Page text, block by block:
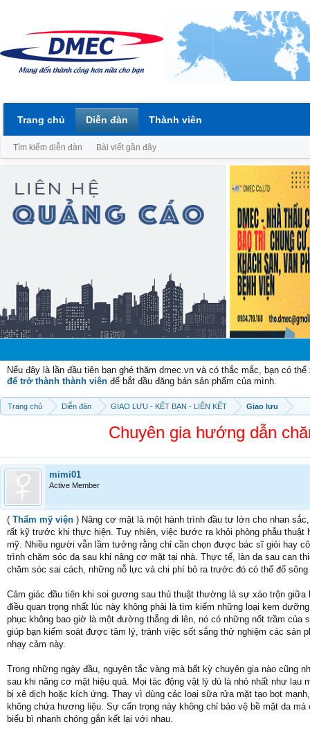
Nếu đây là lần đầu tiên bạn ghé thăm dmec.vn và có thắc mắc, bạn có
để trở thành thành viên để bắt đầu đăng bán sản phẩm của mình.
Trang chủ Diễn đàn GIAO LƯU - KẾT BẠN - LIÊN KẾT Giao lưu
Chuyên gia hướng dẫn
mimi01
Active Member
( Thẩm mỹ viện ) Nâng cơ mặt là một hành trình đầu tư lớn cho nhan
rất kỹ trước khi thực hiện. Tuy nhiên, việc bước ra khỏi phòng phẫu
mỹ. Nhiều người vẫn lầm tưởng rằng chỉ cần chọn được bác sĩ giỏi hay
trình chăm sóc da sau khi nâng cơ mặt tại nhà. Thực tế, làn da sau can
chăm sóc sai cách, những nỗ lực và chi phí bỏ ra trước đó có thể đổ sông
Cảm giác đầu tiên khi soi gương sau thủ thuật thường là sự xáo trộn
điều quan trọng nhất lúc này không phải là tìm kiếm những loại kem
phục không bao giờ là một đường thẳng đi lên, nó có những nốt trầm
giúp bạn kiểm soát được tâm lý, tránh việc sốt sắng thử nghiệm các sản
nhạy cảm này.
Trong những ngày đầu, nguyên tắc vàng mà bất kỳ chuyên gia nào cũng
sau khi nâng cơ mặt hiệu quả. Mọi tác động vật lý dù là nhỏ nhất như
bị xê dịch hoặc kích ứng. Thay vì dùng các loại sữa rửa mặt tạo bọt
không chứa hương liệu. Sự cẩn trọng này không chỉ bảo vệ bề mặt da
biểu bì nhanh chóng gắn kết lại với nhau.
Trang chủ Diễn đàn
Tìm kiếm diễn đàn Bài viết gần đây
Thành viên